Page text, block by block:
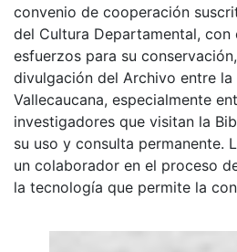
convenio de cooperación
del Cultura Departamental, con
esfuerzos para su
divulgación del Archivo entre la
Vallecaucana, especialmente
investigadores que visitan la
su uso y consulta permanente.
un colaborador en el proceso
la tecnología que permite la